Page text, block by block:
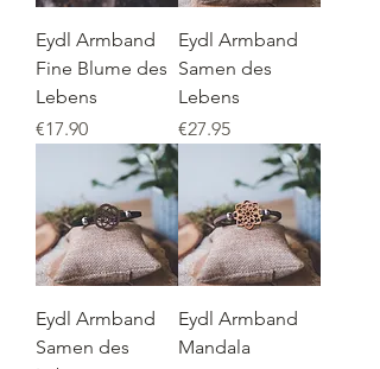
Eydl Armband
Fine Blume des
Lebens
Price
€17.90
Eydl Armband
Samen des
Lebens
Price
€27.95
Eydl Armband
Samen des
Eydl Armband
Mandala